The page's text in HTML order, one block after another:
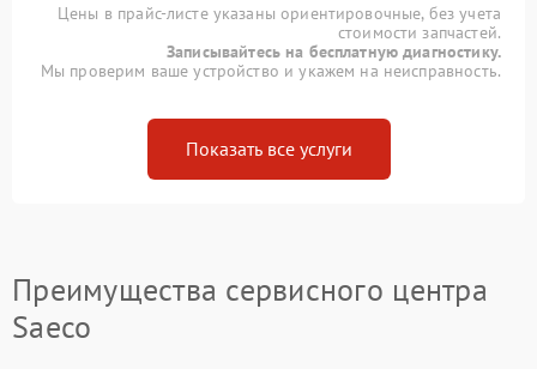
Цены в прайс-листе указаны ориентировочные, без учета
стоимости запчастей.
Записывайтесь на бесплатную диагностику.
Мы проверим ваше устройство и укажем на неисправность.
Показать все услуги
Преимущества сервисного центра
Saeco